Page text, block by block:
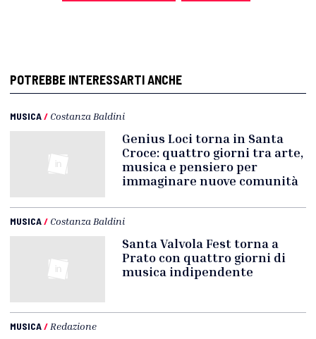
POTREBBE INTERESSARTI ANCHE
MUSICA/ Costanza Baldini
Genius Loci torna in Santa
Croce: quattro giorni tra arte,
musica e pensiero per
immaginare nuove comunità
MUSICA/ Costanza Baldini
Santa Valvola Fest torna a
Prato con quattro giorni di
musica indipendente
MUSICA/ Redazione